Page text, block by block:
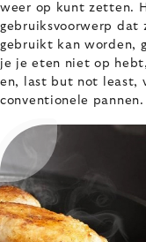
weer op kunt zetten.
gebruiksvoorwerp dat
gebruikt kan worden,
je je eten niet op
en, last but not least,
conventionele pannen.